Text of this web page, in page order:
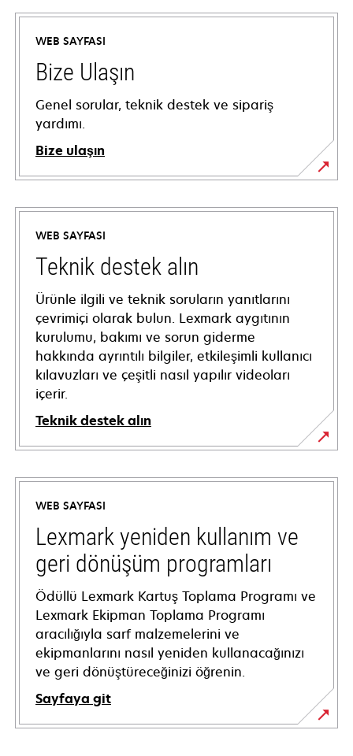
WEB SAYFASI
Bize Ulaşın
Genel sorular, teknik destek ve sipariş
yardımı.
Bize ulaşın
WEB SAYFASI
Teknik destek alın
Ürünle ilgili ve teknik soruların yanıtlarını
çevrimiçi olarak bulun. Lexmark aygıtının
kurulumu, bakımı ve sorun giderme
hakkında ayrıntılı bilgiler, etkileşimli kullanıcı
kılavuzları ve çeşitli nasıl yapılır videoları
içerir.
Teknik destek alın
opens
in
new
tab
WEB SAYFASI
Lexmark yeniden kullanım ve
geri dönüşüm programları
Ödüllü Lexmark Kartuş Toplama Programı ve
Lexmark Ekipman Toplama Programı
aracılığıyla sarf malzemelerini ve
ekipmanlarını nasıl yeniden kullanacağınızı
ve geri dönüştüreceğinizi öğrenin.
Sayfaya git